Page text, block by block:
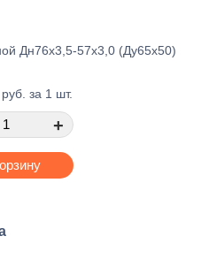
за 1 шт.
+